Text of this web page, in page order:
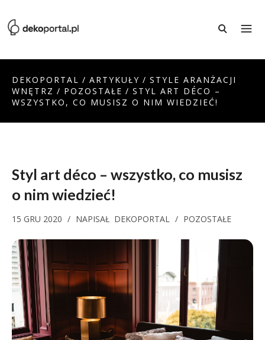
DEKOPORTAL / ARTYKUŁY / STYLE ARANŻACJI
WNĘTRZ / POZOSTAŁE / STYL ART DÉCO –
WSZYSTKO, CO MUSISZ O NIM WIEDZIEĆ!
Styl art déco – wszystko, co musisz
o nim wiedzieć!
15 GRU 2020 / NAPISAŁ DEKOPORTAL / POZOSTAŁE